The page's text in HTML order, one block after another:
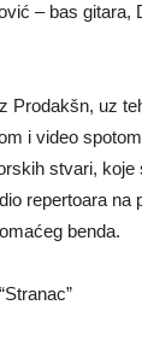
– bas gitara,
Prodakšn, uz
i video
stvari, koje
repertoara na
benda.